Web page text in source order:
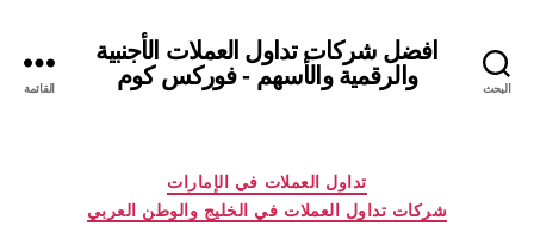
البحث
افضل شركات تداول العملات الأجنبية
والرقمية والأسهم - فوركس كوم
القائمة
التصنيفات
تداول العملات في الإمارات
شركات تداول العملات في الخليج والوطن العربي